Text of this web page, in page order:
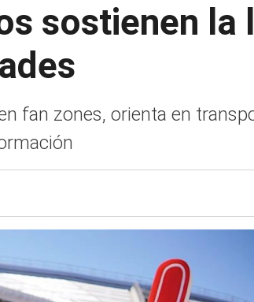
sostienen la
fan zones, orienta en